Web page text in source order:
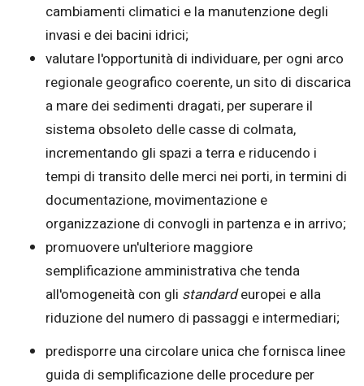
cambiamenti climatici e la manutenzione degli
invasi e dei bacini idrici;
valutare l'opportunità di individuare, per ogni arco
regionale geografico coerente, un sito di discarica
a mare dei sedimenti dragati, per superare il
sistema obsoleto delle casse di colmata,
incrementando gli spazi a terra e riducendo i
tempi di transito delle merci nei porti, in termini di
documentazione, movimentazione e
organizzazione di convogli in partenza e in arrivo;
promuovere un'ulteriore maggiore
semplificazione amministrativa che tenda
all'omogeneità con gli standardeuropei e alla
riduzione del numero di passaggi e intermediari;
predisporre una circolare unica che fornisca linee
guida di semplificazione delle procedure per